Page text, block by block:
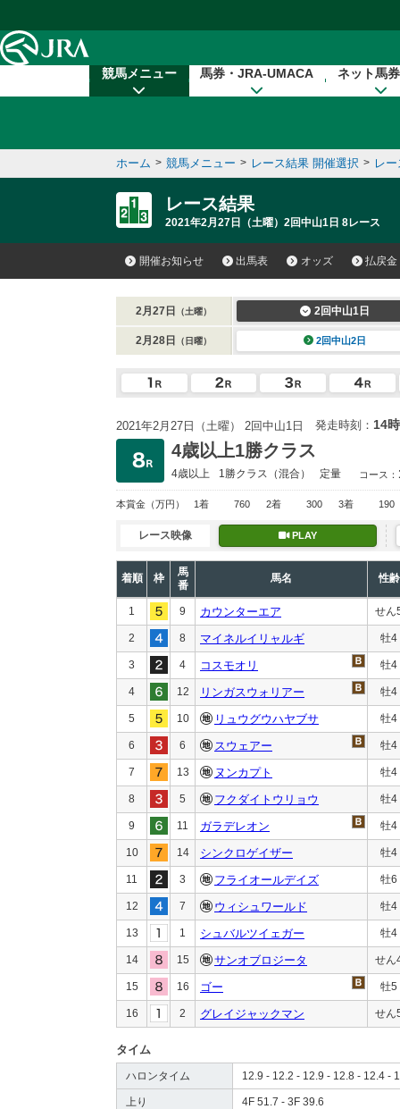
競馬メニュー 馬券・JRA-UMACA ネット馬
ホーム > 競馬メニュー > レース結果 開催選択 > レ
レース結果
2021年2月27日（土曜）2回中山1日 8レース
開催お知らせ 出馬表 オッズ 払戻金
2月27日 （土曜） 2回中山1日
2月28日 （日曜） 2回中山2日
2021年2月27日（土曜） 2回中山1日 発走時刻： 14
4歳以上1勝クラス
4歳以上 1勝クラス （混合） 定量 コース：
本賞金 （万円） 1着 760 2着 300 3着 190
レース映像 PLAY
着順 枠
馬
番
馬名 性齢
1 9 カウンターエア せん
2 8 マイネルイリャルギ 牡4
3 4 コスモオリ 牡4
4 12 リンガスウォリアー 牡4
5 10 リュウグウハヤブサ 牡4
6 6 スウェアー 牡4
7 13 ヌンカプト 牡4
8 5 フクダイトウリョウ 牡4
9 11 ガラデレオン 牡4
10 14 シンクロゲイザー 牡4
11 3 フライオールデイズ 牡6
12 7 ウィシュワールド 牡4
13 1 シュバルツイェガー 牡4
14 15 サンオブロジータ せん
15 16 ゴー 牡5
16 2 グレイジャックマン せん
タイム
ハロンタイム 12.9 - 12.2 - 12.9 - 12.8 - 12.4 -
上り 4F 51.7 - 3F 39.6